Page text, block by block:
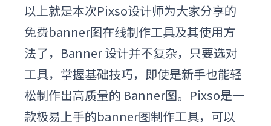
以上就是本次Pixso设计师为大家分享的
免费banner图在线制作工具及其使用方
法了，Banner 设计并不复杂，只要选对
工具，掌握基础技巧，即使是新手也能轻
松制作出高质量的 Banner图。Pixso是一
款极易上手的banner图制作工具，可以